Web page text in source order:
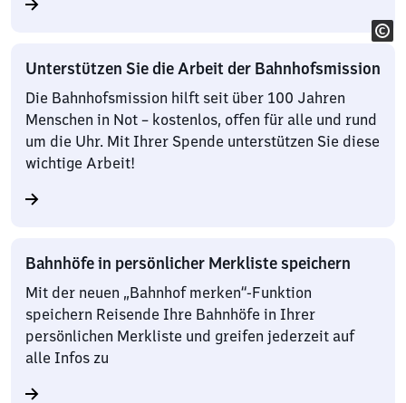
Unterstützen Sie die Arbeit der Bahnhofsmission
Die Bahnhofsmission hilft seit über 100 Jahren
Menschen in Not – kostenlos, offen für alle und rund
um die Uhr. Mit Ihrer Spende unterstützen Sie diese
wichtige Arbeit!
Bahnhöfe in persönlicher Merkliste speichern
Mit der neuen „Bahnhof merken“-Funktion
speichern Reisende Ihre Bahnhöfe in Ihrer
persönlichen Merkliste und greifen jederzeit auf
alle Infos zu